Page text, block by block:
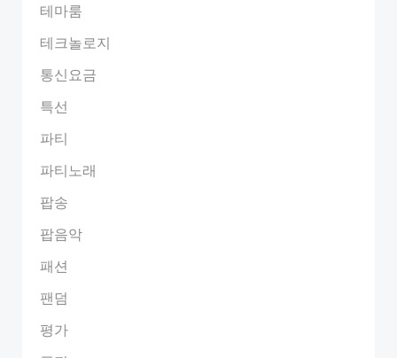
테마룸
테크놀로지
통신요금
특선
파티
파티노래
팝송
팝음악
패션
팬덤
평가